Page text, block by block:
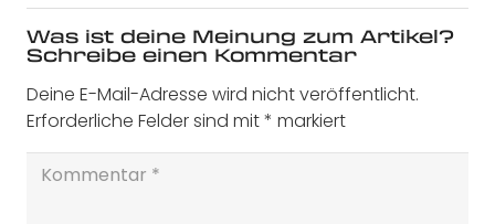
Was ist deine Meinung zum Artikel?
Schreibe einen Kommentar
Deine E-Mail-Adresse wird nicht veröffentlicht.
Erforderliche Felder sind mit* markiert